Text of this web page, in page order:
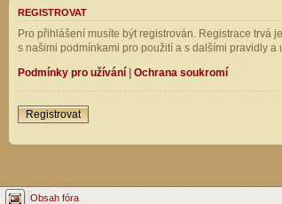
REGISTROVAT
Pro přihlášení musíte být registrován. Registrace trvá
s našimi podmínkami pro použití a s dalšími pravidly
Podmínky pro užívání | Ochrana soukromí
Registrovat
Obsah fóra